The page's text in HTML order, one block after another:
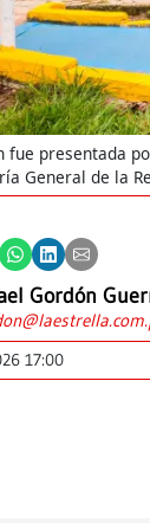
fue presentada
General de la
Gordón
17:00